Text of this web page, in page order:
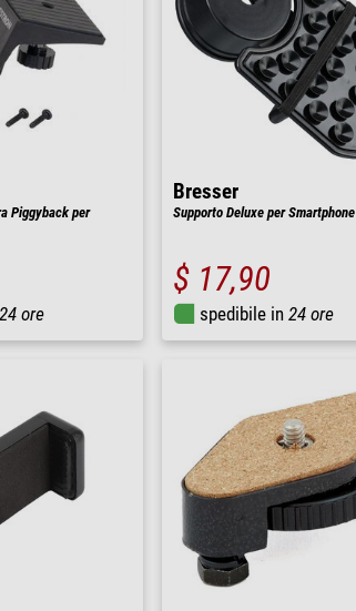
Piggyback per
24 ore
Bresser
Supporto Deluxe per Smartphone
$ 17,90
spedibile in 24 ore